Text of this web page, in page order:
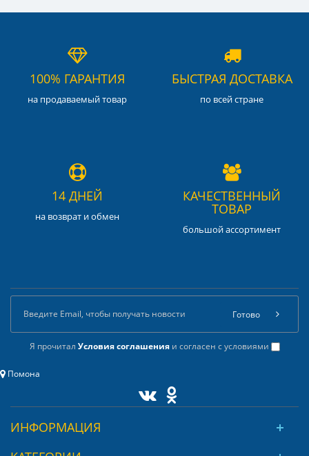
100% ГАРАНТИЯ
на продаваемый товар
БЫСТРАЯ ДОСТАВКА
по всей стране
14 ДНЕЙ
на возврат и обмен
КАЧЕСТВЕННЫЙ
ТОВАР
большой ассортимент
Я прочитал Условия соглашенияи согласен с условиями
Готово
Помона
ИНФОРМАЦИЯ